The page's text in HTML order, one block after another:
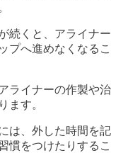
続くと、アライナー
プへ進めなくなるこ
ライナーの作製や治
ます。
は、外した時間を記
慣をつけたりするこ